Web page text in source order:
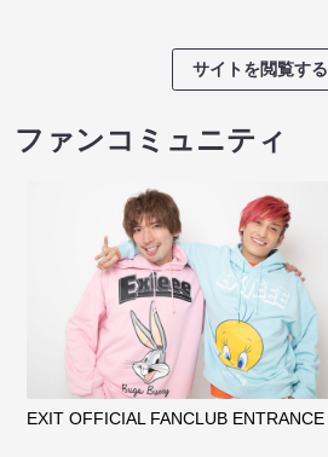
サイトを閲覧する
ファンコミュニティ
EXIT OFFICIAL FANCLUB ENTRANCE